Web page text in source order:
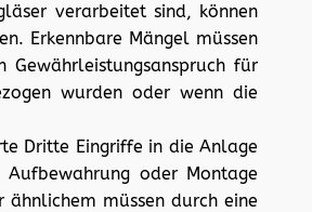
verarbeitet sind, können
Erkennbare Mängel müssen
für
wurden oder wenn die
Dritte Eingriffe in die Anlage
oder Montage
ähnlichem müssen durch eine